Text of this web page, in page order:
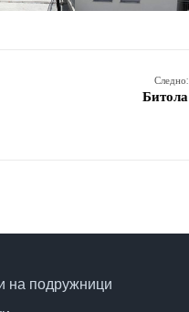
Следно:
Битола
на подружници